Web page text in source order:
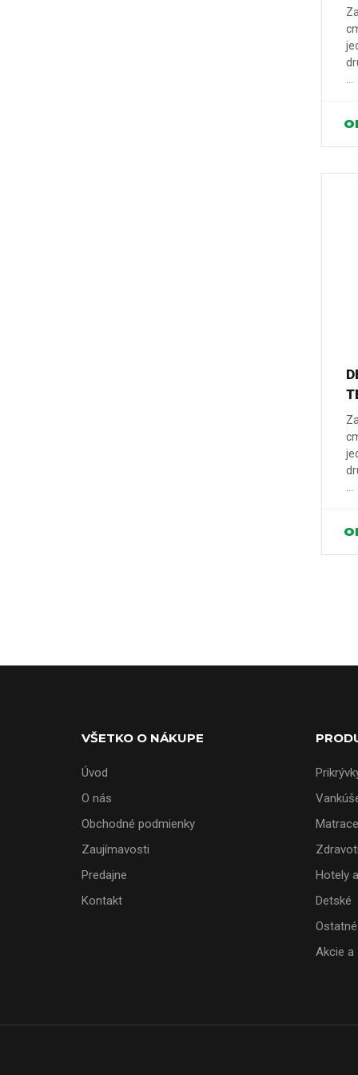
VŠETKO O NÁKUPE
Úvod
O nás
Obchodné podmienky
Zaujímavosti
Predajne
Kontakt
Matrace
Hotely
Detské
Ostatné
Akcie a